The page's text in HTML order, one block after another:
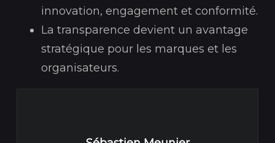
innovation, engagement et conformité.
La transparence devient un avantage
stratégique pour les marques et les
organisateurs.